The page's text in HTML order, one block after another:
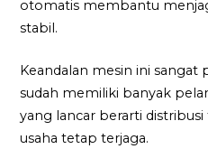
otomatis membantu
stabil.
Keandalan mesin ini sangat
sudah memiliki banyak
yang lancar berarti
usaha tetap terjaga.